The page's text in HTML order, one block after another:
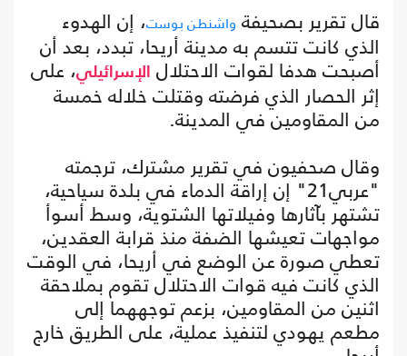
قال تقرير بصحيفة واشنطن بوست، إن الهدوء
الذي كانت تتسم به مدينة أريحا، تبدد، بعد أن
أصبحت هدفا لقوات الاحتلال الإسرائيلي، على
إثر الحصار الذي فرضته وقتلت خلاله خمسة
من المقاومين في المدينة.
وقال صحفيون في تقرير مشترك، ترجمته
"عربي21" إن إراقة الدماء في بلدة سياحية،
تشتهر بآثارها وفيلاتها الشتوية، وسط أسوأ
مواجهات تعيشها الضفة منذ قرابة العقدين،
تعطي صورة عن الوضع في أريحا، في الوقت
الذي كانت فيه قوات الاحتلال تقوم بملاحقة
اثنين من المقاومين، بزعم توجههما إلى
مطعم يهودي لتنفيذ عملية، على الطريق خارج